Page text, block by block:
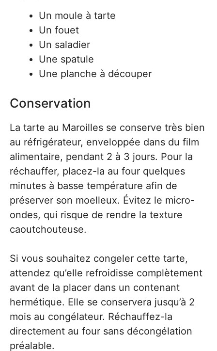
Un moule à tarte
Un fouet
Un saladier
Une spatule
Une planche à découper
Conservation
La tarte au Maroilles se conserve très bien
au réfrigérateur, enveloppée dans du film
alimentaire, pendant 2 à 3 jours. Pour la
réchauffer, placez-la au four quelques
minutes à basse température afin de
préserver son moelleux. Évitez le micro-
ondes, qui risque de rendre la texture
caoutchouteuse.
Si vous souhaitez congeler cette tarte,
attendez qu’elle refroidisse complètement
avant de la placer dans un contenant
hermétique. Elle se conservera jusqu’à 2
mois au congélateur. Réchauffez-la
directement au four sans décongélation
préalable.